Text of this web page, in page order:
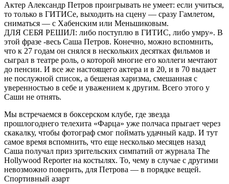
Актер Александр Петров проигрывать не умеет: если учиться,
то только в ГИТИСе, выходить на сцену — сразу Гамлетом,
сниматься — с Хабенским или Меньшиковым.
ДЛЯ СЕБЯ РЕШИЛ: либо поступлю в ГИТИС, либо умру». В
этой фразе -весь Саша Петров. Конечно, можно вспомнить,
что к 27 годам он снялся в нескольких десятках фильмов и
сыграл в театре роль, о которой многие его коллеги мечтают
до пенсии. И все же настоящего актера и в 20, и в 70 выдает
не послужной список, а бешеная харизма, смешанная с
уверенностью в себе и уважением к другим. Всего этого у
Саши не отнять.
Мы встречаемся в боксерском клубе, где звезда
прошлогоднего телехита «Фарца» уже полчаса прыгает через
скакалку, чтобы фотограф смог поймать удачный кадр. И тут
самое время вспомнить, что еще несколько месяцев назад
Саша получал приз зрительских симпатий от журнала The
Hollywood Reporter на костылях. То, чему в случае с другими
невозможно поверить, для Петрова — в порядке вещей.
Спортивный азарт